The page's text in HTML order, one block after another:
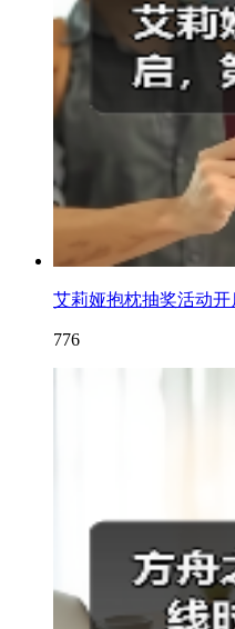
艾莉娅抱枕抽奖活动
776